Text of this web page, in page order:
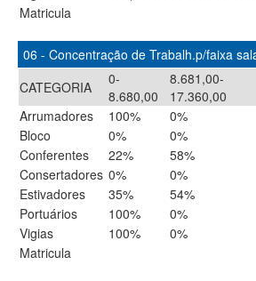
Matricula
06 - Concentração de Trabalh.p/faixa
CATEGORIA
0-
8.680,00
8.681,00-
17.360,00
Arrumadores
100% 0%
Bloco
0% 0%
Conferentes
22% 58%
Consertadores 0% 0%
Estivadores
35% 54%
Portuários
100% 0%
Vigias
100% 0%
Matricula